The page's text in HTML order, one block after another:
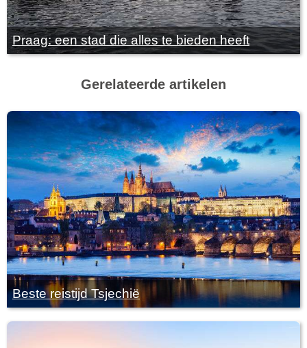
Praag: een stad die alles te bieden heeft
Gerelateerde artikelen
Beste reistijd Tsjechië